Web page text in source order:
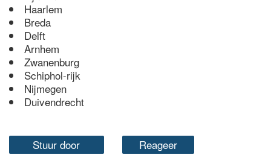
Haarlem
Breda
Delft
Arnhem
Zwanenburg
Schiphol-rijk
Nijmegen
Duivendrecht
Stuur door Reageer